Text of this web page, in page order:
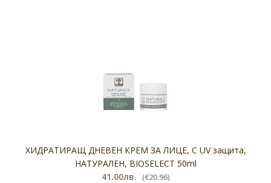
ХИДРАТИРАЩ ДНЕВЕН КРЕМ ЗА ЛИЦЕ, С UV защита,
НАТУРАЛЕН, BIOSELECT 50ml
41.00лв. (€20.96)